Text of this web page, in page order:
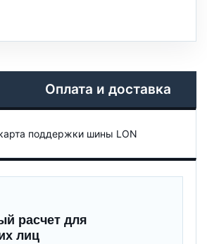
Оплата и доставка
поддержки шины LON
расчет для
лиц